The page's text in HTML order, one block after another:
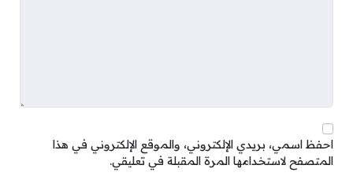
احفظ اسمي، بريدي الإلكتروني، والموقع الإلكتروني في هذا
المتصفح لاستخدامها المرة المقبلة في تعليقي.